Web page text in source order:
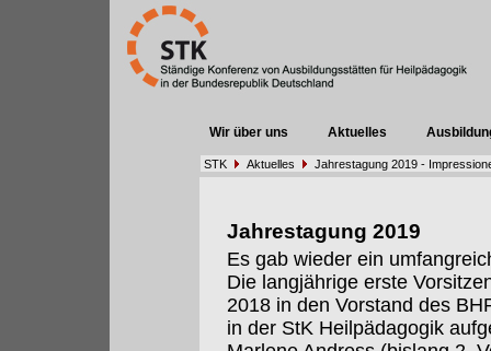
Wir über uns Aktuelles
STK Aktuelles Jahrestagung 2019 -
Jahrestagung 2019
Es gab wieder ein
Die langjährige erste
2018 in den Vorstand des
in der StK Heilpädagogik